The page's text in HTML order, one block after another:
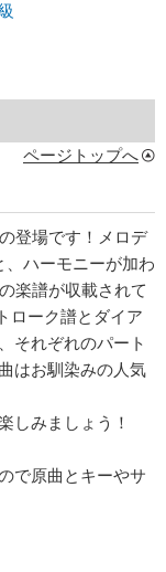
ページトップへ
登場です！メロデ
、ハーモニーが加わ
楽譜が収載されて
ローク譜とダイア
それぞれのパート
はお馴染みの人気
しみましょう！
で原曲とキーやサ